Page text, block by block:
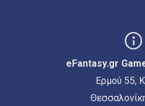
eFantasy.gr
Ερμού 55,